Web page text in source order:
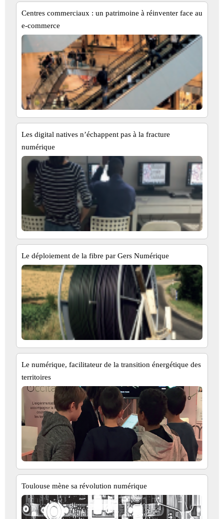
Centres commerciaux : un patrimoine à réinventer face au
e-commerce
Les digital natives n’échappent pas à la fracture
numérique
Le déploiement de la fibre par Gers Numérique
Le numérique, facilitateur de la transition énergétique des
territoires
Toulouse mène sa révolution numérique